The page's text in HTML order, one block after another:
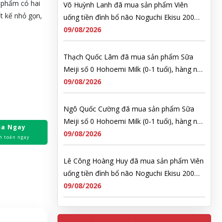
có hai
kế nhỏ gọn,
Ngay
toán ngay
uống tiền đình bổ não Noguchi Ekisu 200
Viên
09/08/2026
Meiji số 0 Hohoemi Milk (0-1 tuổi), hàng nội
địa Nhật (hộp thiếc 800g)
09/08/2026
Meiji số 0 Hohoemi Milk (0-1 tuổi), hàng nội
địa Nhật (hộp thiếc 800g)
09/08/2026
uống tiền đình bổ não Noguchi Ekisu 200
Viên
09/08/2026
tắm Pigeon Baby Soap dạng túi 400ml Nhật